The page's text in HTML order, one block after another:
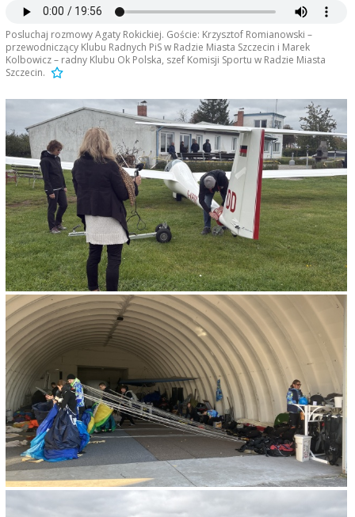
Posluchaj rozmowy Agaty Rokickiej. Goście: Krzysztof Romianowski –
przewodniczący Klubu Radnych PiS w Radzie Miasta Szczecin i Marek
Kolbowicz – radny Klubu Ok Polska, szef Komisji Sportu w Radzie Miasta
Szczecin.